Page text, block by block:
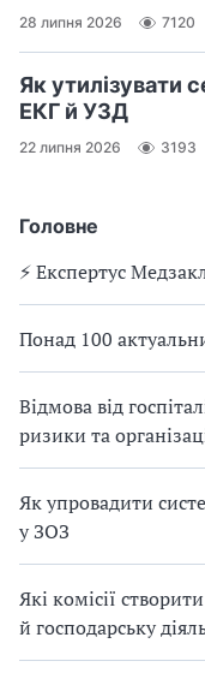
Головне
⚡️ Експертус
Понад 100
Відмова від
ризики та
Як упровадити
у ЗОЗ
Які комісії
й господарську
28 липня 2026 7120
Як утилізувати
ЕКГ й УЗД
22 липня 2026 3193